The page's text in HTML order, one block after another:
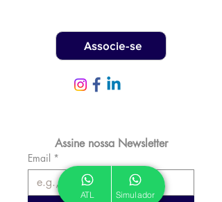
Associe-se
Assine nossa Newsletter
Email *
ATL Simulador